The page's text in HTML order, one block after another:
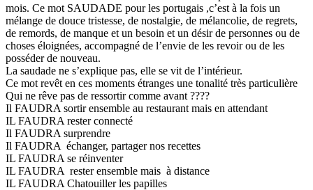
mois. Ce mot SAUDADE pour les portugais ,c’est à la fois un
mélange de douce tristesse, de nostalgie, de mélancolie, de regrets,
de remords, de manque et un besoin et un désir de personnes ou de
choses éloignées, accompagné de l’envie de les revoir ou de les
posséder de nouveau.
La saudade ne s’explique pas, elle se vit de l’intérieur.
Ce mot revêt en ces moments étranges une tonalité très particulière
Qui ne rêve pas de ressortir comme avant ????
Il FAUDRA sortir ensemble au restaurant mais en attendant
IL FAUDRA rester connecté
Il FAUDRA surprendre
Il FAUDRA échanger, partager nos recettes
IL FAUDRA se réinventer
IL FAUDRA rester ensemble mais à distance
IL FAUDRA Chatouiller les papilles